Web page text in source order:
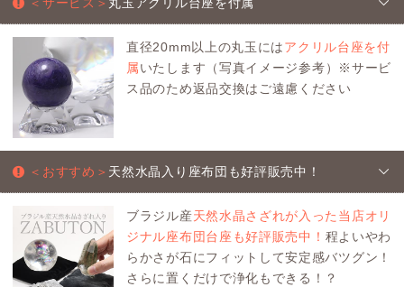
＜サービス＞ 丸玉アクリル台座を付属
直径20mm以上の丸玉にはアクリル台座を付
属いたします（写真イメージ参考）※サービ
ス品のため返品交換はご遠慮ください
＜おすすめ＞ 天然水晶入り座布団も好評販売中！
ブラジル産天然水晶さざれが入った当店オリ
ジナル座布団台座も好評販売中！ 程よいやわ
らかさが石にフィットして安定感バツグン！
さらに置くだけで浄化もできる！？